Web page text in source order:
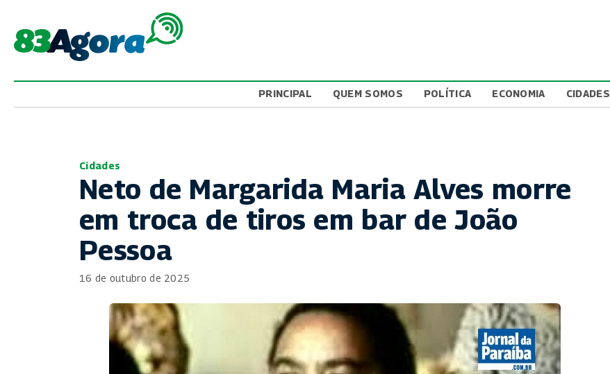
PRINCIPAL QUEM SOMOS POLÍTICA ECONOMIA CIDADES
Cidades
Neto de Margarida Maria Alves morre
em troca de tiros em bar de João
Pessoa
16 de outubro de 2025